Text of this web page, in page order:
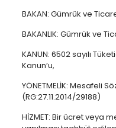
BAKAN: Gümrük ve
BAKANLIK: Gümrük ve
KANUN: 6502 sayılı
Kanun’u,
YÖNETMELİK: Mesafeli
(RG:27.11.2014/29188)
HİZMET: Bir ücret veya